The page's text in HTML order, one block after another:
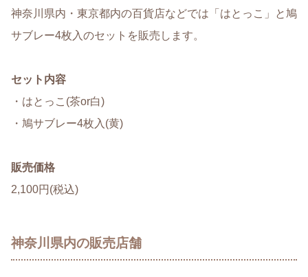
神奈川県内・東京都内の百貨店などでは「はとっこ」と鳩
サブレー4枚入のセットを販売します。
セット内容
・はとっこ(茶or白)
・鳩サブレー4枚入(黄)
販売価格
2,100円(税込)
神奈川県内の販売店舗